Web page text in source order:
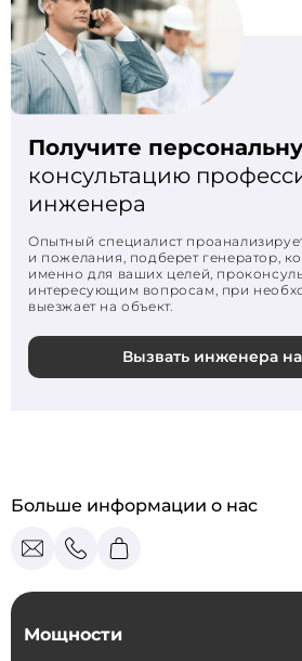
Получите
консультацию
инженера
Опытный специалист
и пожелания, подберет генератор,
именно для ваших целей,
интересующим вопросам, при
выезжает на объект.
Вызвать инженера
Больше информации о нас
Мощности